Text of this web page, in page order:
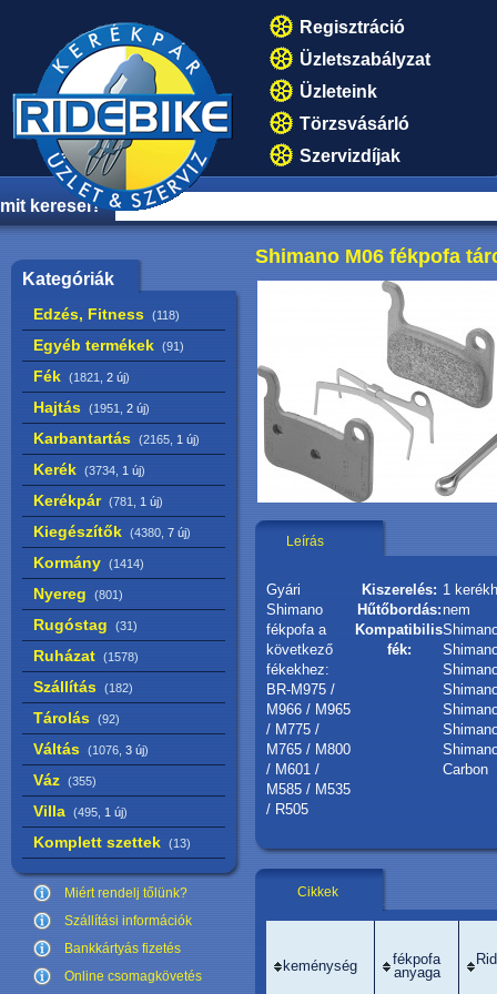
Regisztráció
Üzletszabályzat
Üzleteink
Törzsvásárló
Szervizdíjak
mit keresel?
Kategóriák
Edzés, Fitness (118)
Egyéb termékek (91)
Fék (1821, 2 új)
Hajtás (1951, 2 új)
Karbantartás (2165, 1 új)
Kerék (3734, 1 új)
Kerékpár (781, 1 új)
Kiegészítők (4380, 7 új)
Kormány (1414)
Nyereg (801)
Rugóstag (31)
Ruházat (1578)
Szállítás (182)
Tárolás (92)
Váltás (1076, 3 új)
Váz (355)
Villa (495, 1 új)
Komplett szettek (13)
Miért rendelj tőlünk?
Szállítási információk
Bankkártyás fizetés
Online csomagkövetés
Shimano M06 fékpofa
Leírás
Gyári
Shimano
fékpofa a
következő
fékekhez:
BR-M975 /
M966 / M965
/ M775 /
M765 / M800
/ M601 /
M585 / M535
/ R505
Kiszerelés: 1
Hűtőbordás:nem
Kompatibilis
fék:
Carbon
Cikkek
keménység
fékpofa
anyaga